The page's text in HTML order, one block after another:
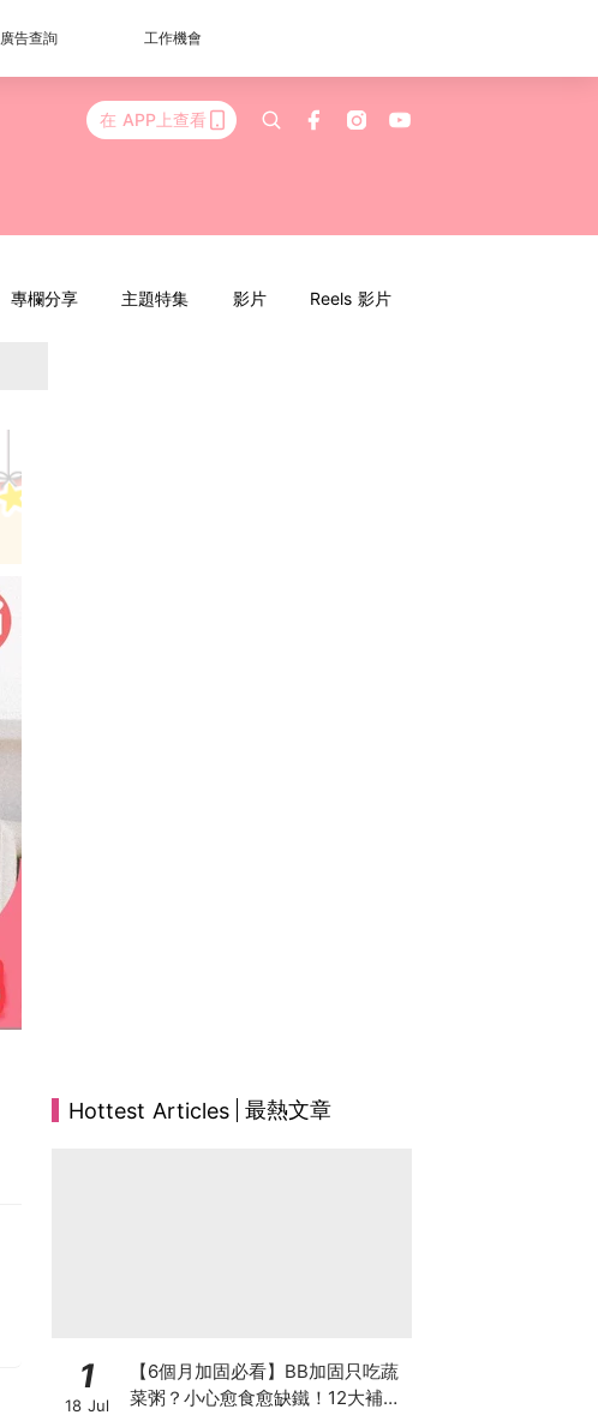
廣告查詢 工作機會
在 APP上查看
專欄分享 主題特集 影片 Reels 影片
Hottest Articles 最熱文章
1
18 Jul
【6個月加固必看】BB加固只吃蔬
菜粥？小心愈食愈缺鐵！12大補鐵